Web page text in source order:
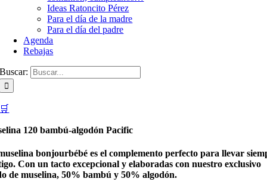
Ideas Ratoncito Pérez
Para el día de la madre
Para el día del padre
Agenda
Rebajas
Buscar:
🛒
120 bambú-algodón Pacific
bonjourbébé es el complemento perfecto para llevar
Con un tacto excepcional y elaboradas con nuestro exclusivo
de muselina, 50% bambú y 50% algodón.